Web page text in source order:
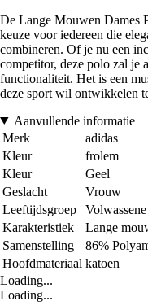
De Lange Mouwen Dames
keuze voor iedereen die
combineren. Of je nu een
competitor, deze polo zal je
functionaliteit. Het is een
deze sport wil ontwikkelen
Aanvullende informatie
Merk
adidas
Kleur
frolem
Kleur
Geel
Geslacht
Vrouw
Leeftijdsgroep
Volwassene
Karakteristiek
Lange
Samenstelling
86%
Hoofdmateriaal katoen
Loading...
Loading...